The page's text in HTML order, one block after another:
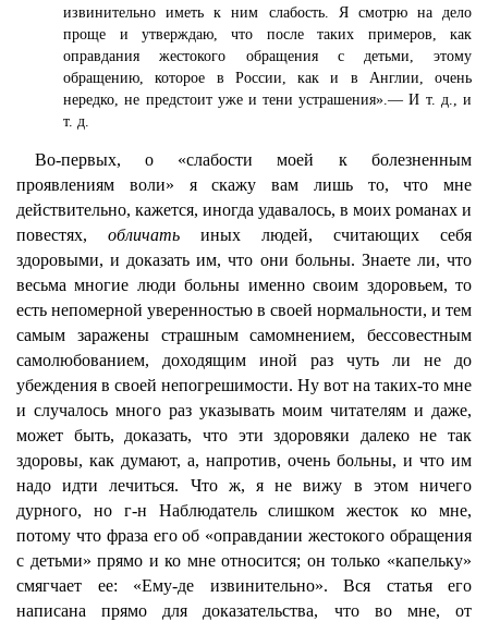
извинительно иметь к ним слабость. Я смотрю на дело
проще и утверждаю, что после таких примеров, как
оправдания жестокого обращения с детьми, этому
обращению, которое в России, как и в Англии, очень
нередко, не предстоит уже и тени устрашения».— И т. д., и
т. д.
Во-первых, о «слабости моей к болезненным
проявлениям воли» я скажу вам лишь то, что мне
действительно, кажется, иногда удавалось, в моих романах и
повестях, обличать иных людей, считающих себя
здоровыми, и доказать им, что они больны. Знаете ли, что
весьма многие люди больны именно своим здоровьем, то
есть непомерной уверенностью в своей нормальности, и тем
самым заражены страшным самомнением, бессовестным
самолюбованием, доходящим иной раз чуть ли не до
убеждения в своей непогрешимости. Ну вот на таких-то мне
и случалось много раз указывать моим читателям и даже,
может быть, доказать, что эти здоровяки далеко не так
здоровы, как думают, а, напротив, очень больны, и что им
надо идти лечиться. Что ж, я не вижу в этом ничего
дурного, но г-н Наблюдатель слишком жесток ко мне,
потому что фраза его об «оправдании жестокого обращения
с детьми» прямо и ко мне относится; он только «капельку»
смягчает ее: «Ему-де извинительно». Вся статья его
написана прямо для доказательства, что во мне, от